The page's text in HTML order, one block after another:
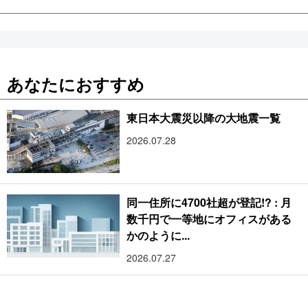
あなたにおすすめ
東日本大震災以降の大地震一覧
2026.07.28
同一住所に4700社超が登記!? : 月
数千円で一等地にオフィスがある
かのように...
2026.07.27